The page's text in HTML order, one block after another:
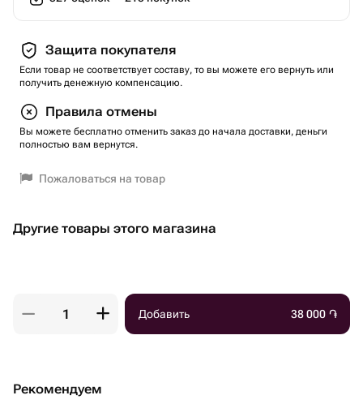
Защита покупателя
Если товар не соответствует составу, то вы можете его вернуть или
получить денежную компенсацию.
Правила отмены
Вы можете бесплатно отменить заказ до начала доставки, деньги
полностью вам вернутся.
Пожаловаться на товар
Другие товары этого магазина
Добавить 38 000 ֏
Рекомендуем